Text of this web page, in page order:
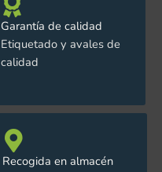
Garantía de calidad
Etiquetado y avales de
calidad
Recogida en almacén